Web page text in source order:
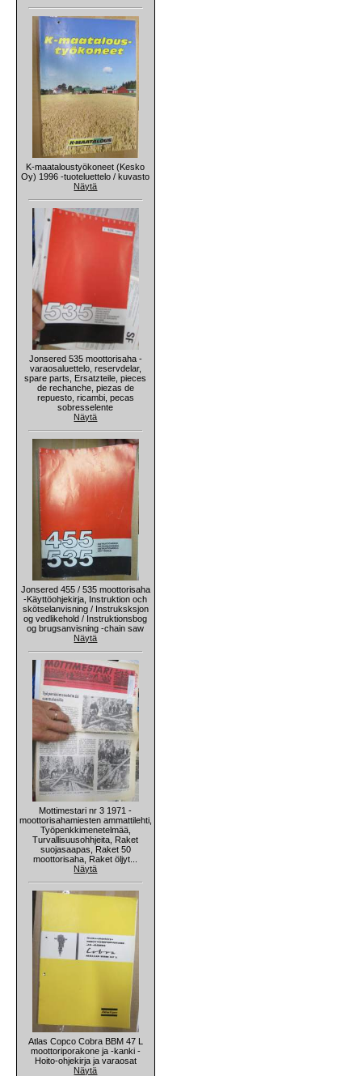
K-maataloustyökoneet (Kesko
Oy) 1996 -tuoteluettelo / kuvasto
Näytä
Jonsered 535 moottorisaha -
varaosaluettelo, reservdelar,
spare parts, Ersatzteile, pieces
de rechanche, piezas de
repuesto, ricambi, pecas
sobresselente
Näytä
Jonsered 455 / 535 moottorisaha
-Käyttöohjekirja, Instruktion och
skötselanvisning / Instruksksjon
og vedlikehold / Instruktionsbog
og brugsanvisning -chain saw
Näytä
Mottimestari nr 3 1971 -
moottorisahamiesten ammattilehti,
Työpenkkimenetelmää,
Turvallisuusohhjeita, Raket
suojasaapas, Raket 50
moottorisaha, Raket öljyt...
Näytä
Atlas Copco Cobra BBM 47 L
moottoriporakone ja -kanki -
Hoito-ohjekirja ja varaosat
Näytä